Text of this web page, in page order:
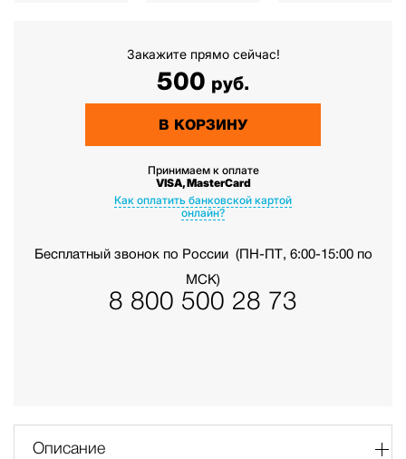
Закажите прямо сейчас!
500 руб.
В КОРЗИНУ
Принимаем к оплате
VISA, MasterCard
Как оплатить банковской картой
онлайн?
Бесплатный звонок по России (ПН-ПТ, 6:00-15:00 по
МСК)
8 800 500 28 73
Описание